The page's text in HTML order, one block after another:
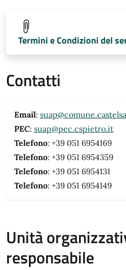
Termini e Condizioni del
Contatti
Email:
PEC: suap@pec.cspietro.it
Telefono: +39 051 6954169
Telefono: +39 051 6954359
Telefono: +39 051 6954131
Telefono: +39 051 6954149
Unità
responsabile